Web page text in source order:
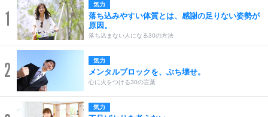
1
気力
落ち込みやすい体質とは、感謝の足りない姿勢が
原因。
落ち込まない人になる30の方法
2 気力
メンタルブロックを、ぶち壊せ。
心に火をつける30の言葉
気力